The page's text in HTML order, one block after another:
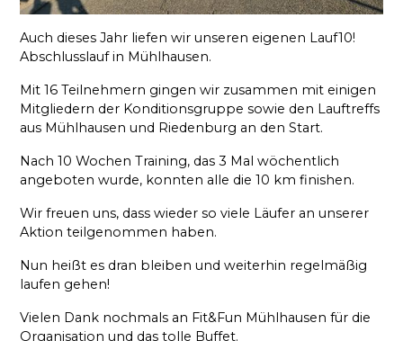
Auch dieses Jahr liefen wir unseren eigenen Lauf10!
Abschlusslauf in Mühlhausen.
Mit 16 Teilnehmern gingen wir zusammen mit einigen
Mitgliedern der Konditionsgruppe sowie den Lauftreffs
aus Mühlhausen und Riedenburg an den Start.
Nach 10 Wochen Training, das 3 Mal wöchentlich
angeboten wurde, konnten alle die 10 km finishen.
Wir freuen uns, dass wieder so viele Läufer an unserer
Aktion teilgenommen haben.
Nun heißt es dran bleiben und weiterhin regelmäßig
laufen gehen!
Vielen Dank nochmals an Fit&Fun Mühlhausen für die
Organisation und das tolle Buffet.